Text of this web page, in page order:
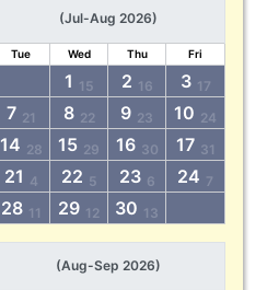
(Jul-Aug 2026)
Tue Wed Thu Fri
1 15 2 16 3 17
7 21 8 22 9 23 10 24
14 28 15 29 16 30 17 31
21 4 22 5 23 6 24 7
28 11 29 12 30 13
(Aug-Sep 2026)